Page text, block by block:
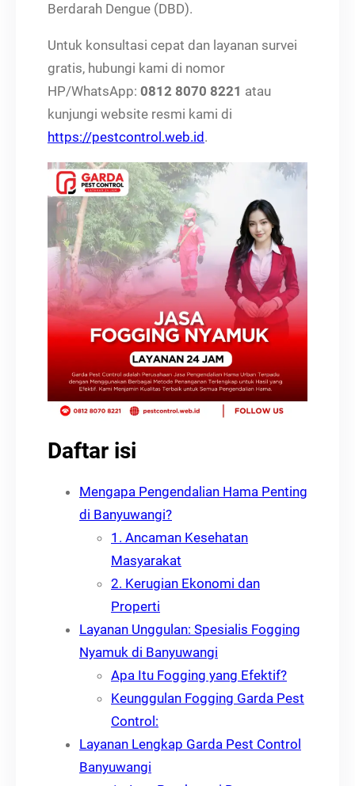
Berdarah Dengue (DBD).
Untuk konsultasi cepat dan layanan survei
gratis, hubungi kami di nomor
HP/WhatsApp: 0812 8070 8221 atau
kunjungi website resmi kami di
https://pestcontrol.web.id .
Daftar isi
Mengapa Pengendalian Hama Penting
di Banyuwangi?
1. Ancaman Kesehatan
Masyarakat
2. Kerugian Ekonomi dan
Properti
Layanan Unggulan: Spesialis Fogging
Nyamuk di Banyuwangi
Apa Itu Fogging yang Efektif?
Keunggulan Fogging Garda Pest
Control:
Layanan Lengkap Garda Pest Control
Banyuwangi